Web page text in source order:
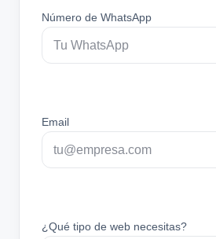
Número de WhatsApp
Email
¿Qué tipo de web necesitas?